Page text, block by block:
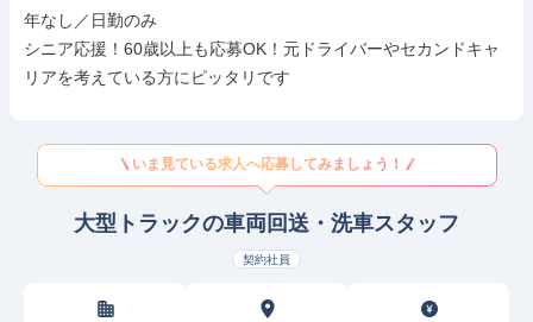
年なし／日勤のみ
シニア応援！60歳以上も応募OK！元ドライバーやセカンドキャ
リアを考えている方にピッタリです
いま見ている求人へ応募してみましょう！
大型トラックの車両回送・洗車スタッフ
契約社員